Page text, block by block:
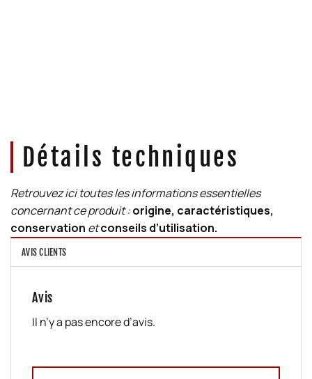
Détails techniques
Retrouvez ici toutes les informations essentielles
concernant ce produit :origine, caractéristiques,
conservation etconseils d’utilisation.
AVIS CLIENTS
Avis
Il n’y a pas encore d’avis.